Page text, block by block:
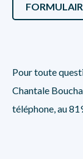
Pour toute
Chantale
téléphone, au